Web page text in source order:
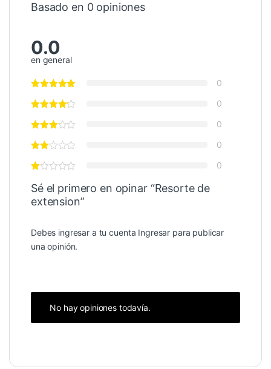
Basado en 0 opiniones
0.0
en general
0
0
0
0
0
Sé el primero en opinar “Resorte de
extension”
Debes ingresar a tu cuenta Ingresar para publicar
una opinión.
No hay opiniones todavía.